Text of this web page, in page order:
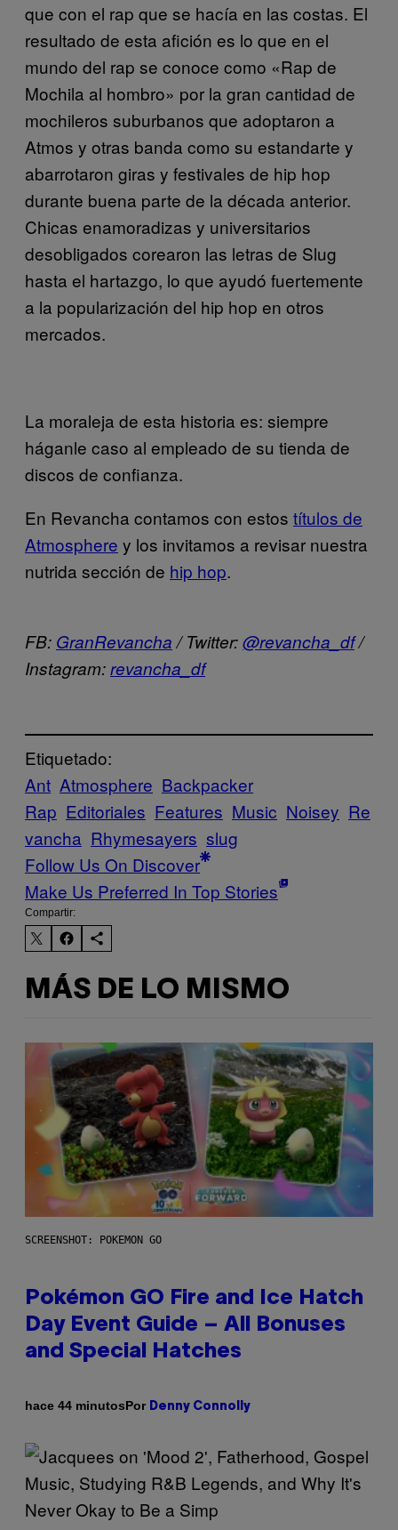
que con el rap que se hacía en las costas. El
resultado de esta afición es lo que en el
mundo del rap se conoce como «Rap de
Mochila al hombro» por la gran cantidad de
mochileros suburbanos que adoptaron a
Atmos y otras banda como su estandarte y
abarrotaron giras y festivales de hip hop
durante buena parte de la década anterior.
Chicas enamoradizas y universitarios
desobligados corearon las letras de Slug
hasta el hartazgo, lo que ayudó fuertemente
a la popularización del hip hop en otros
mercados.
La moraleja de esta historia es: siempre
háganle caso al empleado de su tienda de
discos de confianza.
En Revancha contamos con estos títulos de
Atmosphere y los invitamos a revisar nuestra
nutrida sección de hip hop.
FB: GranRevancha/ Twitter:@revancha_df/
Instagram:revancha_df
Etiquetado:
Ant Atmosphere Backpacker
Rap Editoriales Features Music Noisey Re
vancha Rhymesayers slug
Follow Us On Discover
Make Us Preferred In Top Stories
Compartir:
MÁS DE LO MISMO
SCREENSHOT: POKEMON GO
Pokémon GO Fire and Ice Hatch
Day Event Guide – All Bonuses
and Special Hatches
hace 44 minutosPor Denny Connolly